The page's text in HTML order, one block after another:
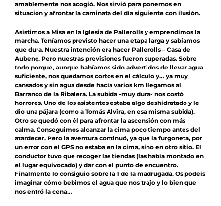
amablemente nos acogió. Nos sirvió para ponernos en
situación y afrontar la caminata del día siguiente con ilusión.
Asistimos a Misa en la Iglesia de Pallerolls y emprendimos la
marcha. Teníamos previsto hacer una etapa larga y sabíamos
que dura. Nuestra intención era hacer Pallerolls – Casa de
Aubenç. Pero nuestras previsiones fueron superadas. Sobre
todo porque, aunque habíamos sido advertidos de llevar agua
suficiente, nos quedamos cortos en el cálculo y… ya muy
cansados y sin agua desde hacía varios km llegamos al
Barranco de la Ribalera. La subida -muy dura- nos costó
horrores. Uno de los asistentes estaba algo deshidratado y le
dio una pájara (como a Tomás Alvira, en esa misma subida).
Otro se quedó con él para afrontar la ascensión con más
calma. Conseguimos alcanzar la cima poco tiempo antes del
atardecer. Pero la aventura continuó, ya que la furgoneta, por
un error con el GPS no estaba en la cima, sino en otro sitio. El
conductor tuvo que recoger las tiendas (las había montado en
el lugar equivocado) y dar con el punto de encuentro.
Finalmente lo consiguió sobre la 1 de la madrugada. Os podéis
imaginar cómo bebimos el agua que nos trajo y lo bien que
nos entró la cena…